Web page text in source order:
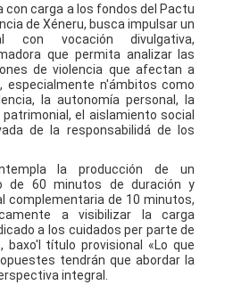
con carga a los fondos del Pactu
de Xéneru, busca impulsar un
con vocación divulgativa,
que permita analizar las
de violencia que afectan a
especialmente n'ámbitos como
la autonomía personal, la
el aislamiento social
de la responsabilidá de los
la producción de un
de 60 minutos de duración y
complementaria de 10 minutos,
a visibilizar la carga
a los cuidados per parte de
baxo'l título provisional «Lo que
tendrán que abordar la
integral.